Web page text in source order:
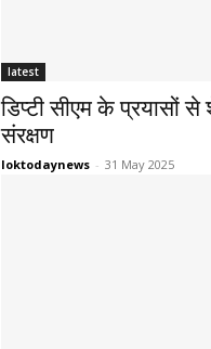
latest
डिप्टी सीएम के प्रयासों से
संरक्षण
loktodaynews - 31 May 2025